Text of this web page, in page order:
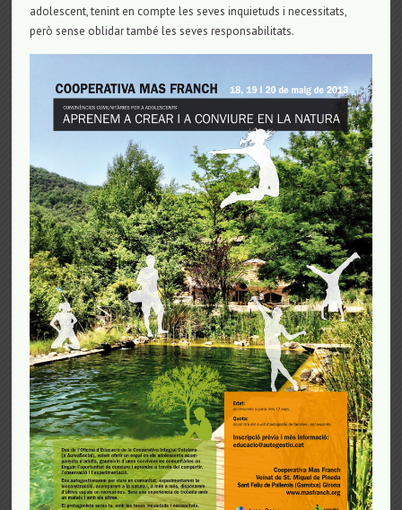
adolescent, tenint en compte les seves inquietuds i necessitats,
però sense oblidar també les seves responsabilitats.